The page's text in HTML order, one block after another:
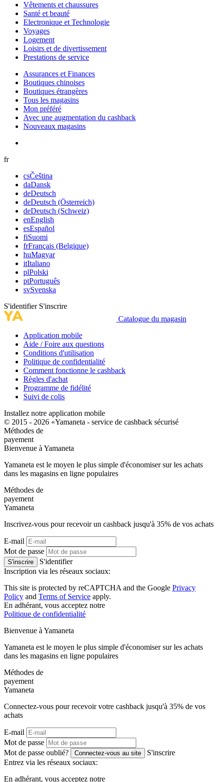
Vêtements et chaussures
Santé et beauté
Electronique et Technologie
Voyages
Logement
Loisirs et de divertissement
Prestations de service
Assurances et Finances
Boutiques chinoises
Boutiques étrangères
Tous les magasins
Mon préféré
Avec une augmentation du cashback
Nouveaux magasins
fr
csČeština
daDansk
deDeutsch
deDeutsch (Österreich)
deDeutsch (Schweiz)
enEnglish
esEspañol
fiSuomi
frFrançais (Belgique)
huMagyar
itItaliano
plPolski
ptPortuguês
svSvenska
S'identifier S'inscrire
Catalogue du magasin
Application mobile
Aide / Foire aux questions
Conditions d'utilisation
Politique de confidentialité
Comment fonctionne le cashback
Règles d'achat
Programme de fidélité
Suivi de colis
Installez notre application mobile
© 2015 - 2026 «Yamaneta - service de cashback sécurisé
Méthodes de
payement
Bienvenue à Yamaneta
Yamaneta est le moyen le plus simple d'économiser sur les achats
dans les magasins en ligne populaires
Méthodes de
payement
Yamaneta
Inscrivez-vous pour recevoir un cashback jusqu'à 35% de vos achats
E-mail
Mot de passe
S'inscrire
S'identifier
Inscription via les réseaux sociaux:
This site is protected by reCAPTCHA and the Google Privacy
Policy and Terms of Service apply.
En adhérant, vous acceptez notre
Politique de confidentialité
Bienvenue à Yamaneta
Yamaneta est le moyen le plus simple d'économiser sur les achats
dans les magasins en ligne populaires
Méthodes de
payement
Yamaneta
Connectez-vous pour recevoir votre cashback jusqu'à 35% de vos
achats
E-mail
Mot de passe
Mot de passe oublié?
Connectez-vous au site
S'inscrire
Entrez via les réseaux sociaux:
En adhérant, vous acceptez notre